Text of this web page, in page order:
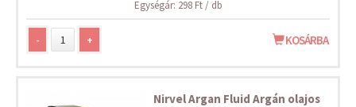
Egységár: 298 Ft / db
- + KOSÁRBA
Nirvel Argan Fluid Argán olajos